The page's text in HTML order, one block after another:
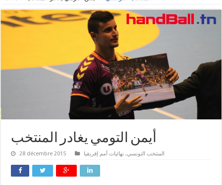
أيمن التومي يغادر المنتخب
28 décembre 2015 المنتخب التونسي, نهائيات أمم إفريقيا